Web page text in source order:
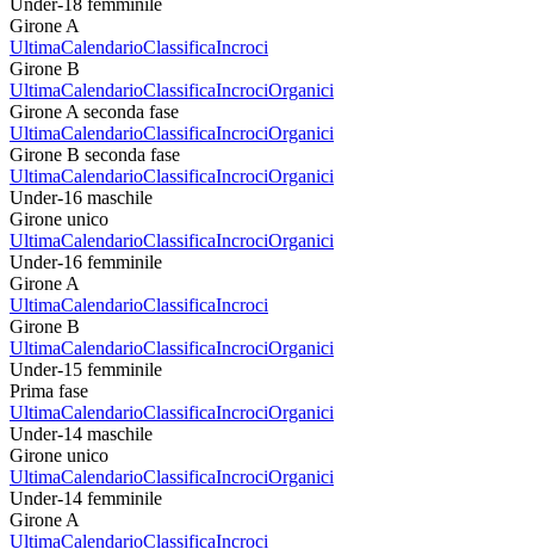
Girone A
UltimaCalendarioClassificaIncroci
Girone B
UltimaCalendarioClassificaIncrociOrganici
Girone A seconda fase
UltimaCalendarioClassificaIncrociOrganici
Girone B seconda fase
UltimaCalendarioClassificaIncrociOrganici
Under-16 maschile
Girone unico
UltimaCalendarioClassificaIncrociOrganici
Under-16 femminile
Girone A
UltimaCalendarioClassificaIncroci
Girone B
UltimaCalendarioClassificaIncrociOrganici
Under-15 femminile
Prima fase
UltimaCalendarioClassificaIncrociOrganici
Under-14 maschile
Girone unico
UltimaCalendarioClassificaIncrociOrganici
Under-14 femminile
Girone A
UltimaCalendarioClassificaIncroci